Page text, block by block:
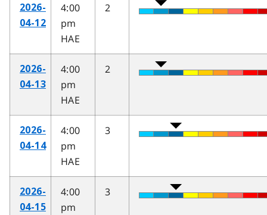
2026-
04-12
4:00
pm
HAE
2
2026-
04-13
4:00
pm
HAE
2
2026-
04-14
4:00
pm
HAE
3
2026-
04-15
4:00
pm
3